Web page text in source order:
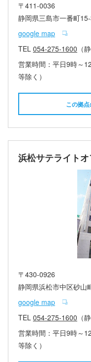
〒411-0036
静岡県三島市一番町
google map
TEL 054-275-1600 （
営業時間：平日9時～
等除く）
この拠
浜松サテライト
〒430-0926
静岡県浜松市中区砂
google map
TEL 054-275-1600 （
営業時間：平日9時～
等除く）